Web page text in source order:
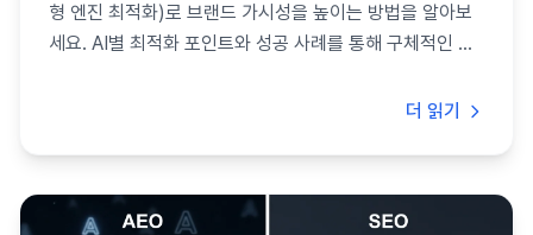
형 엔진 최적화)로 브랜드 가시성을 높이는 방법을 알아보
세요. AI별 최적화 포인트와 성공 사례를 통해 구체적인 전
더 읽기